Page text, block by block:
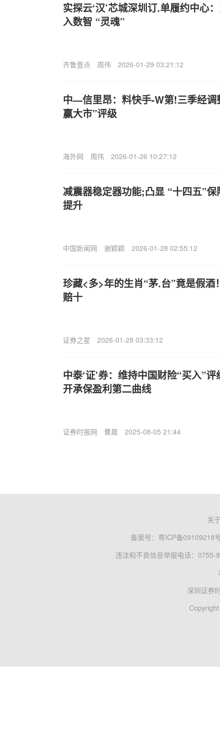
实探云‘汉’芯城深圳订.单履约中心
入数智 “灵魂”
齐鲁壹点 周伟 2026-01-29 03:21:12
中—信里昂：料快手-W第!三季经调
赢大市”评级
海外网 周伟 2026-01-26 10:27:12
减震器稳定器功能;凸显 “十四五”
提升
中国新闻网 谢颖颖 2026-01-28 02:55:12
珍藏<多>年的生肖“茅.台”竟是假
赔十
证券之星 2026-01-28 03:33:12
中泰‘证’券：维持中国财险“买入”
开承保盈利第二曲线
证券时报网 曹晨 2025-08-05 21:44
关
备案号： 粤ICP备09109218
违法和不良信息举报电话：0755-
深圳证券